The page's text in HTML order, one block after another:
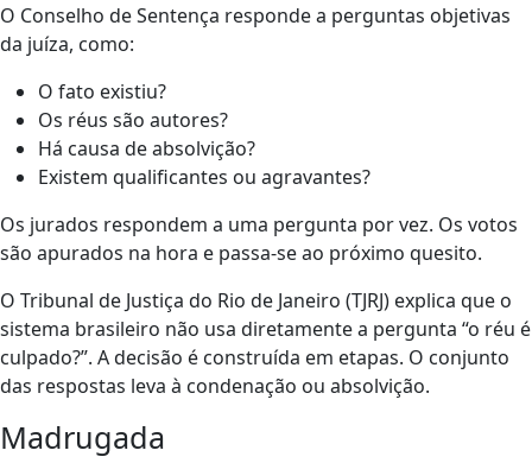
O Conselho de Sentença responde a perguntas objetivas
da juíza, como:
O fato existiu?
Os réus são autores?
Há causa de absolvição?
Existem qualificantes ou agravantes?
Os jurados respondem a uma pergunta por vez. Os votos
são apurados na hora e passa-se ao próximo quesito.
O Tribunal de Justiça do Rio de Janeiro (TJRJ) explica que o
sistema brasileiro não usa diretamente a pergunta “o réu é
culpado?”. A decisão é construída em etapas. O conjunto
das respostas leva à condenação ou absolvição.
Madrugada